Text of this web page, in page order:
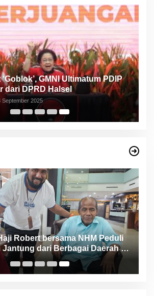
GMNI Ultimatum PDIP
dari DPRD Halsel
September 2025
Robert bersama NHM Peduli
Jantung dari Berbagai Daerah di